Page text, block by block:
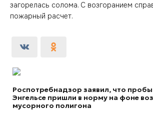
загорелась солома. С возгоранием
пожарный расчет.
Роспотребнадзор заявил, что пробы
Энгельсе пришли в норму на фоне
мусорного полигона